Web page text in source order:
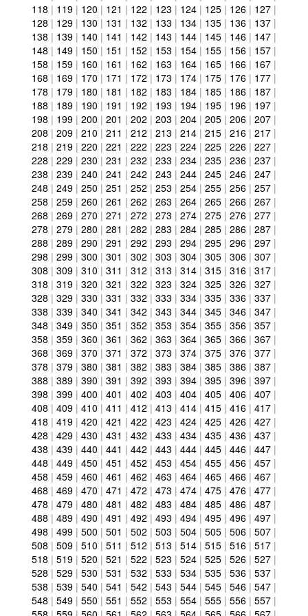
118 | 119 | 120 | 121 | 122 | 123 | 124 | 125 | 126 | 127 |
128 | 129 | 130 | 131 | 132 | 133 | 134 | 135 | 136 | 137 |
138 | 139 | 140 | 141 | 142 | 143 | 144 | 145 | 146 | 147 |
148 | 149 | 150 | 151 | 152 | 153 | 154 | 155 | 156 | 157 |
158 | 159 | 160 | 161 | 162 | 163 | 164 | 165 | 166 | 167 |
168 | 169 | 170 | 171 | 172 | 173 | 174 | 175 | 176 | 177 |
178 | 179 | 180 | 181 | 182 | 183 | 184 | 185 | 186 | 187 |
188 | 189 | 190 | 191 | 192 | 193 | 194 | 195 | 196 | 197 |
198 | 199 | 200 | 201 | 202 | 203 | 204 | 205 | 206 | 207 |
208 | 209 | 210 | 211 | 212 | 213 | 214 | 215 | 216 | 217 |
218 | 219 | 220 | 221 | 222 | 223 | 224 | 225 | 226 | 227 |
228 | 229 | 230 | 231 | 232 | 233 | 234 | 235 | 236 | 237 |
238 | 239 | 240 | 241 | 242 | 243 | 244 | 245 | 246 | 247 |
248 | 249 | 250 | 251 | 252 | 253 | 254 | 255 | 256 | 257 |
258 | 259 | 260 | 261 | 262 | 263 | 264 | 265 | 266 | 267 |
268 | 269 | 270 | 271 | 272 | 273 | 274 | 275 | 276 | 277 |
278 | 279 | 280 | 281 | 282 | 283 | 284 | 285 | 286 | 287 |
288 | 289 | 290 | 291 | 292 | 293 | 294 | 295 | 296 | 297 |
298 | 299 | 300 | 301 | 302 | 303 | 304 | 305 | 306 | 307 |
308 | 309 | 310 | 311 | 312 | 313 | 314 | 315 | 316 | 317 |
318 | 319 | 320 | 321 | 322 | 323 | 324 | 325 | 326 | 327 |
328 | 329 | 330 | 331 | 332 | 333 | 334 | 335 | 336 | 337 |
338 | 339 | 340 | 341 | 342 | 343 | 344 | 345 | 346 | 347 |
348 | 349 | 350 | 351 | 352 | 353 | 354 | 355 | 356 | 357 |
358 | 359 | 360 | 361 | 362 | 363 | 364 | 365 | 366 | 367 |
368 | 369 | 370 | 371 | 372 | 373 | 374 | 375 | 376 | 377 |
378 | 379 | 380 | 381 | 382 | 383 | 384 | 385 | 386 | 387 |
388 | 389 | 390 | 391 | 392 | 393 | 394 | 395 | 396 | 397 |
398 | 399 | 400 | 401 | 402 | 403 | 404 | 405 | 406 | 407 |
408 | 409 | 410 | 411 | 412 | 413 | 414 | 415 | 416 | 417 |
418 | 419 | 420 | 421 | 422 | 423 | 424 | 425 | 426 | 427 |
428 | 429 | 430 | 431 | 432 | 433 | 434 | 435 | 436 | 437 |
438 | 439 | 440 | 441 | 442 | 443 | 444 | 445 | 446 | 447 |
448 | 449 | 450 | 451 | 452 | 453 | 454 | 455 | 456 | 457 |
458 | 459 | 460 | 461 | 462 | 463 | 464 | 465 | 466 | 467 |
468 | 469 | 470 | 471 | 472 | 473 | 474 | 475 | 476 | 477 |
478 | 479 | 480 | 481 | 482 | 483 | 484 | 485 | 486 | 487 |
488 | 489 | 490 | 491 | 492 | 493 | 494 | 495 | 496 | 497 |
498 | 499 | 500 | 501 | 502 | 503 | 504 | 505 | 506 | 507 |
508 | 509 | 510 | 511 | 512 | 513 | 514 | 515 | 516 | 517 |
518 | 519 | 520 | 521 | 522 | 523 | 524 | 525 | 526 | 527 |
528 | 529 | 530 | 531 | 532 | 533 | 534 | 535 | 536 | 537 |
538 | 539 | 540 | 541 | 542 | 543 | 544 | 545 | 546 | 547 |
548 | 549 | 550 | 551 | 552 | 553 | 554 | 555 | 556 | 557 |